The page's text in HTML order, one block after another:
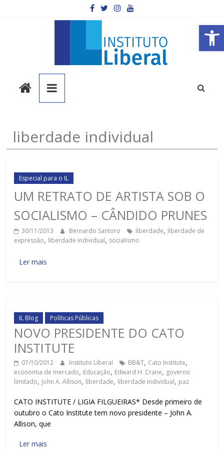
Barra de Ferramentas Aberta
Instituto
Liberal
Você
é
mais
importante
da
sociedade.
liberdade individual
Especial para o IL
UM RETRATO DE ARTISTA SOB O
SOCIALISMO – CÂNDIDO PRUNES
30/11/2013 Bernardo Santoro liberdade, liberdade de
expressão, liberdade individual, socialismo
Ler mais
IL Blog Políticas Públicas
NOVO PRESIDENTE DO CATO
INSTITUTE
07/10/2012 Instituto Liberal BB&T, Cato Institute,
economia de mercado, Educação, Edward H. Crane, governo
limitado, John A. Allison, liberdade, liberdade individual, paz
CATO INSTITUTE / LIGIA FILGUEIRAS* Desde primeiro de
outubro o Cato Institute tem novo presidente – John A.
Allison, que
Ler mais